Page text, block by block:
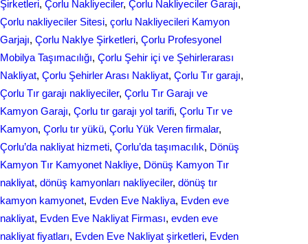
Şirketleri, Çorlu Nakliyeciler, Çorlu Nakliyeciler Garajı
Çorlu nakliyeciler Sitesi, çorlu Nakliyecileri Kamyon
Garjajı, Çorlu Naklye Şirketleri, Çorlu Profesyonel
Mobilya Taşımacılığı, Çorlu Şehir içi ve Şehirlerarası
Nakliyat, Çorlu Şehirler Arası Nakliyat, Çorlu Tır garajı
Çorlu Tır garajı nakliyeciler, Çorlu Tır Garajı ve
Kamyon Garajı, Çorlu tır garajı yol tarifi, Çorlu Tır ve
Kamyon, Çorlu tır yükü, Çorlu Yük Veren firmalar
Çorlu’da nakliyat hizmeti, Çorlu’da taşımacılık, Dönüş
Kamyon Tır Kamyonet Nakliye, Dönüş Kamyon Tır
nakliyat, dönüş kamyonları nakliyeciler, dönüş tır
kamyon kamyonet, Evden Eve Nakliya, Evden eve
nakliyat, Evden Eve Nakliyat Firması, evden eve
nakliyat fіyatları, Evden Eve Nakliyat şirketleri, Evden